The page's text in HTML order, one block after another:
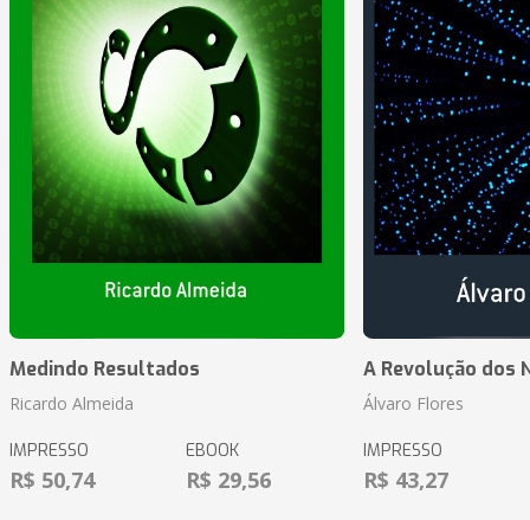
Medindo Resultados
Ricardo Almeida
IMPRESSO
R$ 50,74
EBOOK
R$ 29,56
A Revolução dos
Álvaro Flores
IMPRESSO
R$ 43,27